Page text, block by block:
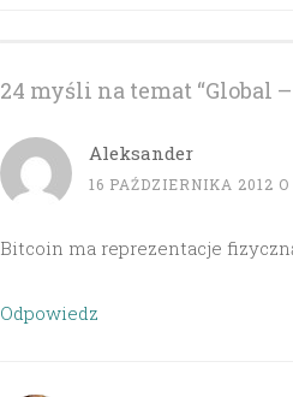
24 myśli na temat “Global
Aleksander
16 PAŹDZIERNIKA 2012
Bitcoin ma reprezentacje
Odpowiedz